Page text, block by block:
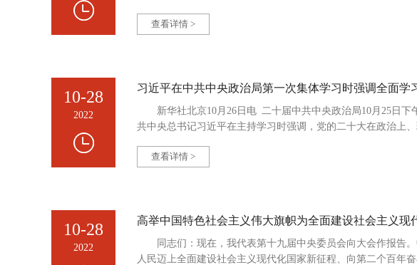
查看详情 >
10-28
2022
习近平在中共中央政治局第一次集体学习时强调全面
新华社北京10月26日电 二十届中共中央政治局10月25日
共中央总书记习近平在主持学习时强调，党的二十大在政治上
查看详情 >
10-28
2022
高举中国特色社会主义伟大旗帜为全面建设社会主义
同志们：现在，我代表第十九届中央委员会向大会作报告
人民迈上全面建设社会主义现代化国家新征程、向第二个百年